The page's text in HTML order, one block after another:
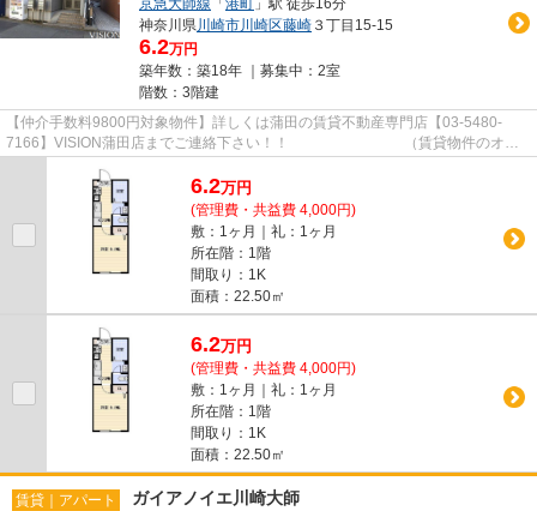
京急大師線 「 港町
」駅 徒歩16分
神奈川県川崎市川崎区藤崎 ３丁目15-15
6.2万円
築年数：築18年 ｜募集中： 2室
階数：3階建
【仲介手数料9800円対象物件】詳しくは蒲田の賃貸不動産専門店【03-5480-
7166】VISION蒲田店までご連絡下さい！！ （賃貸物件のオス
スメポイント） オートロック 洗面...
6.2万円
(管理費・共益費 4,000円)
敷：1ヶ月｜礼：1ヶ月
所在階：1階
間取り：1K
面積：22.50㎡
6.2万円
(管理費・共益費 4,000円)
敷：1ヶ月｜礼：1ヶ月
所在階：1階
間取り：1K
面積：22.50㎡
賃貸｜アパート ガイアノイエ川崎大師